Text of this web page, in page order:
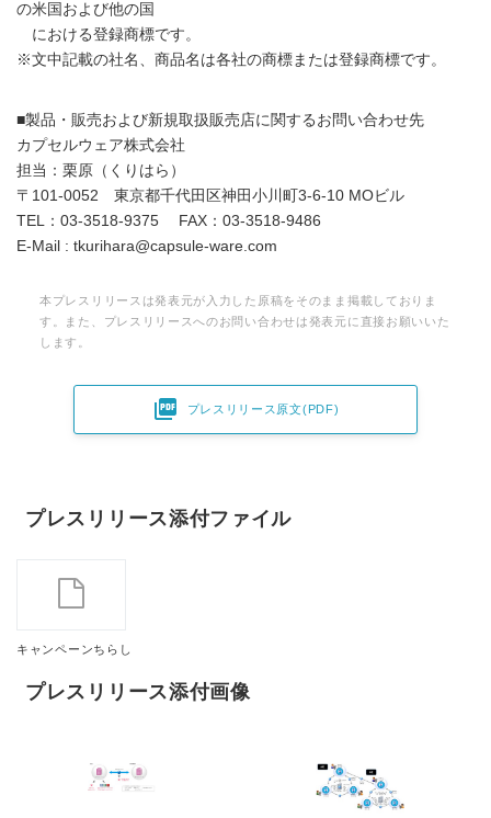
の米国および他の国
における登録商標です。
※文中記載の社名、商品名は各社の商標または登録商標です。
■製品・販売および新規取扱販売店に関するお問い合わせ先
カプセルウェア株式会社
担当：栗原（くりはら）
〒101-0052 東京都千代田区神田小川町3-6-10 MOビル
TEL：03-3518-9375 FAX：03-3518-9486
E-Mail : tkurihara@capsule-ware.com
本プレスリリースは発表元が入力した原稿をそのまま掲載しておりま
す。また、プレスリリースへのお問い合わせは発表元に直接お願いいた
します。
 プレスリリース原文(PDF)
プレスリリース添付ファイル
キャンペーンちらし
プレスリリース添付画像